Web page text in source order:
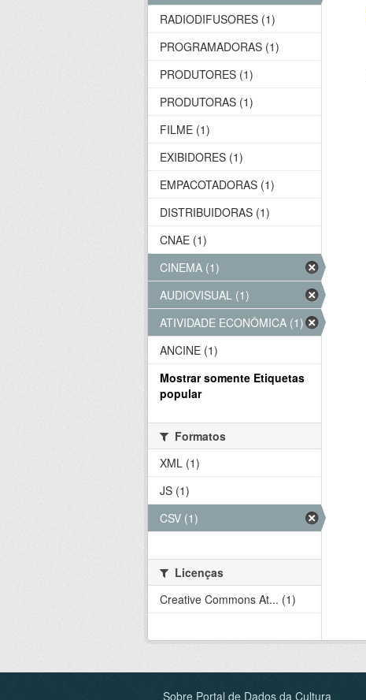
RADIODIFUSORES (1)
PROGRAMADORAS (1)
PRODUTORES (1)
PRODUTORAS (1)
FILME (1)
EXIBIDORES (1)
EMPACOTADORAS (1)
DISTRIBUIDORAS (1)
CNAE (1)
CINEMA (1)
AUDIOVISUAL (1)
ATIVIDADE ECONÔMICA (1)
ANCINE (1)
Mostrar somente Etiquetas
popular
Formatos
XML (1)
JS (1)
CSV (1)
Licenças
Creative Commons At... (1)
Sobre Portal de Dados da Cultura